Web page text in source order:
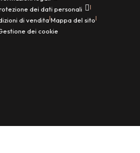
dei dati personali |
di vendita|Mappa del sito|
dei cookie